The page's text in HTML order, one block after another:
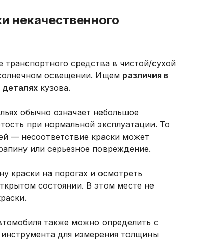
некачественного
средства в чистой/сухой
освещении. Ищем различия в
деталях кузова.
обычно означает небольшое
при нормальной эксплуатации. То
— несоответствие краски может
или серьезное повреждение.
краски на порогах и осмотреть
состоянии. В этом месте не
также можно определить с
для измерения толщины